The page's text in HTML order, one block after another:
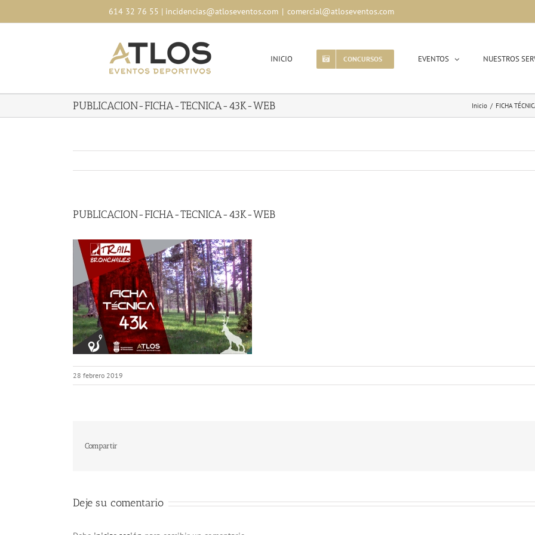
614 32 76 55 | incidencias@atloseventos.com | comercial@atloseventos.com
INICIO CONCURSOS EVENTOS NUESTROS
PUBLICACION-FICHA-TECNICA-43K-WEB Inicio / FICHA
PUBLICACION-FICHA-TECNICA-43K-WEB
28 febrero 2019
Compartir
Deje su comentario